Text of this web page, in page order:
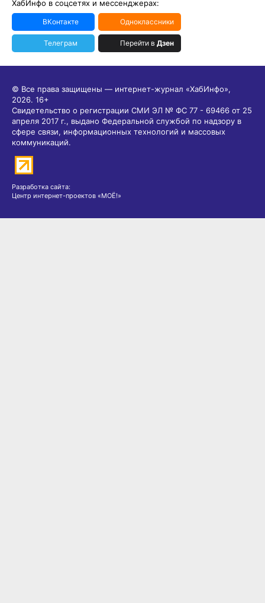
ХабИнфо в соцсетях и мессенджерах:
ВКонтакте Одноклассники
Телеграм Перейти в Дзен
© Все права защищены — интернет-журнал «ХабИнфо»,
2026. 16+
Свидетельство о регистрации СМИ ЭЛ № ФС 77 - 69466 от 25
апреля 2017 г., выдано Федеральной службой по надзору в
сфере связи, информационных технологий и массовых
коммуникаций.
Разработка сайта:
Центр интернет-проектов «МОЁ!»